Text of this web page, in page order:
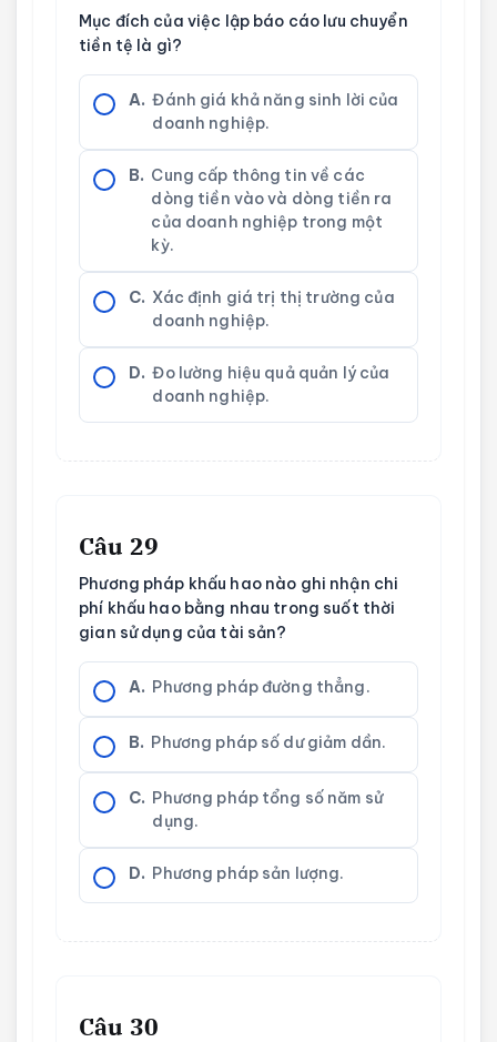
Mục đích của việc lập báo cáo lưu chuyển
tiền tệ là gì?
A. Đánh giá khả năng sinh lời của
doanh nghiệp.
B. Cung cấp thông tin về các
dòng tiền vào và dòng tiền ra
của doanh nghiệp trong một
kỳ.
C. Xác định giá trị thị trường của
doanh nghiệp.
D. Đo lường hiệu quả quản lý của
doanh nghiệp.
Câu 29
Phương pháp khấu hao nào ghi nhận chi
phí khấu hao bằng nhau trong suốt thời
gian sử dụng của tài sản?
A. Phương pháp đường thẳng.
B. Phương pháp số dư giảm dần.
C. Phương pháp tổng số năm sử
dụng.
D. Phương pháp sản lượng.
Câu 30